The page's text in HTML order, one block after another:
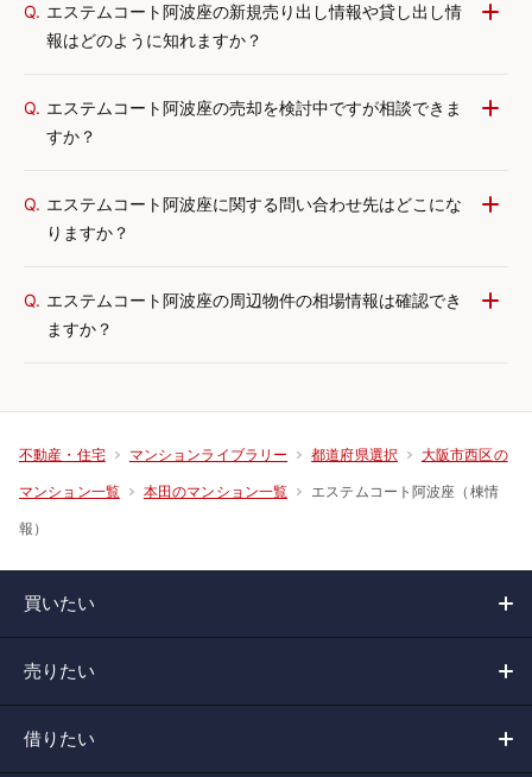
Q. エステムコート阿波座の新規売り出し情報や貸し出し情
報はどのように知れますか？
Q. エステムコート阿波座の売却を検討中ですが相談できま
すか？
Q. エステムコート阿波座に関する問い合わせ先はどこにな
りますか？
Q. エステムコート阿波座の周辺物件の相場情報は確認でき
ますか？
不動産・住宅 マンションライブラリー 都道府県選択 大阪市西区の
マンション一覧 本田のマンション一覧 エステムコート阿波座（棟情
報）
買いたい
売りたい
借りたい